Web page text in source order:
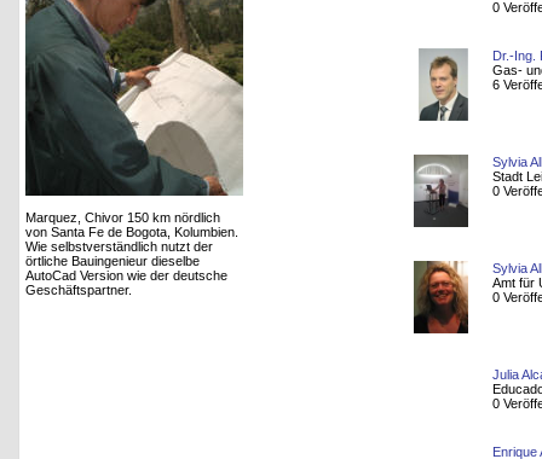
Marquez, Chivor 150 km nördlich
von Santa Fe de Bogota, Kolumbien.
Wie selbstverständlich nutzt der
örtliche Bauingenieur dieselbe
AutoCad Version wie der deutsche
Geschäftspartner.
0
Dr.-Ing.
Gas-
6
Sylvia
Stadt
0
Sylvia
Amt für
0
Julia
0
Enrique